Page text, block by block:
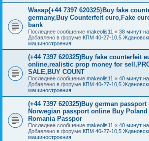
Wasap{+44 7397 620325}Buy fake
germany,Buy Counterfeit euro,Fake
bank
Последнее сообщение makeolis11 « 38 минут
Добавлено в форуме КПМ 40-27-10,5
машиностроения
(+44 7397 620325)Buy fake counterfeit
online,realistic prop money for
SALE,BUY COUNT
Последнее сообщение makeolis11 « 40 минут
Добавлено в форуме КПМ 40-27-10,5
машиностроения
(+44 7397 620325)Buy german
Norwegian passport online Buy
Romania Passpor
Последнее сообщение makeolis11 « 40 минут
Добавлено в форуме КПМ 40-27-10,5
машиностроения